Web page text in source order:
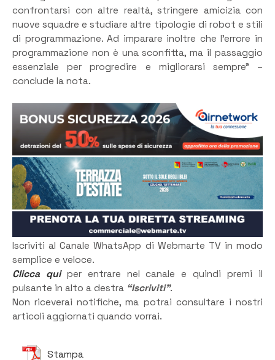
confrontarsi con altre realtà, stringere amicizia con
nuove squadre e studiare altre tipologie di robot e stili
di programmazione. Ad imparare inoltre che l’errore in
programmazione non è una sconfitta, ma il passaggio
essenziale per progredire e migliorarsi sempre” –
conclude la nota.
Iscriviti al Canale WhatsApp di Webmarte TV in modo
semplice e veloce.
Clicca quiper entrare nel canale e quindi premi il
pulsante in alto a destra “Iscriviti”.
Non riceverai notifiche, ma potrai consultare i nostri
articoli aggiornati quando vorrai.
Stampa